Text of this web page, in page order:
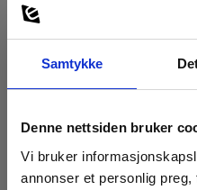
Samtykke
Denne nettsiden bruker
Vi bruker
annonser et personlig
SO2
118